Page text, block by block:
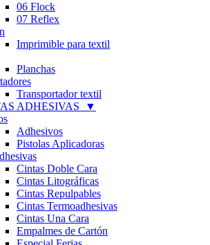
06 Flock
07 Reflex
Imprimible para textil
Planchas
Transportador textil
ADHESIVAS
▼
Adhesivos
Pistolas Aplicadoras
Cintas Doble Cara
Cintas Litográficas
Cintas Repulpables
Cintas Termoadhesivas
Cintas Una Cara
Empalmes de Cartón